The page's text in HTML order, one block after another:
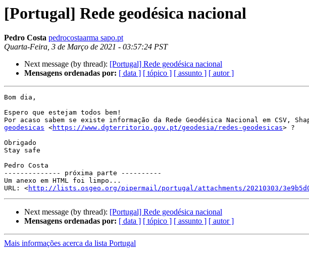
[Portugal] Rede geodésica nacional
Pedro Costa pedrocostaarma sapo.pt
Quarta-Feira, 3 de Março de 2021 - 03:57:24 PST
Next message (by thread): [Portugal] Rede geodésica nacional
Mensagens ordenadas por: [ data ] [ tópico ] [ assunto ] [ autor ]
Bom dia,
Espero que estejam todos bem!
Por acaso sabem se existe informação da Rede Geodésica Nacional em CSV,
geodesicas <https://www.dgterritorio.gov.pt/geodesia/redes-geodesicas> ?
Obrigado
Stay safe
Pedro Costa
-------------- próxima parte ----------
Um anexo em HTML foi limpo...
URL: <http://lists.osgeo.org/pipermail/portugal/attachments/20210303/
Next message (by thread): [Portugal] Rede geodésica nacional
Mensagens ordenadas por: [ data ] [ tópico ] [ assunto ] [ autor ]
Mais informações acerca da lista Portugal